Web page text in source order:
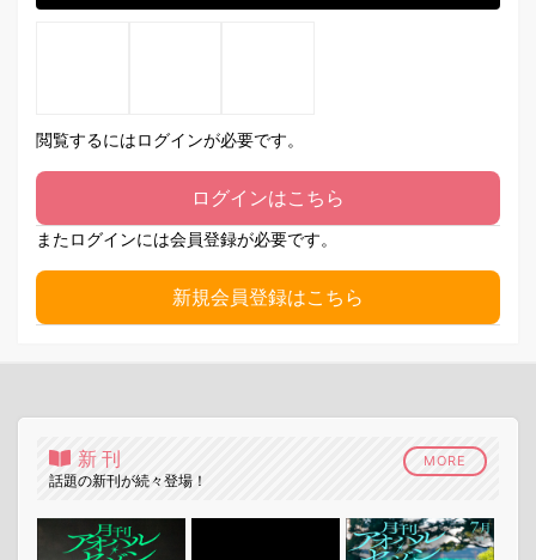
閲覧するにはログインが必要です。
ログインはこちら
またログインには会員登録が必要です。
新規会員登録はこちら
新刊
話題の新刊が続々登場！
MORE